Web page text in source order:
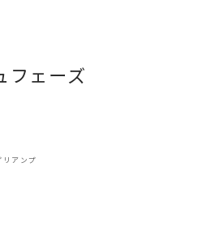
ピーカー
フェーズ
アンプ